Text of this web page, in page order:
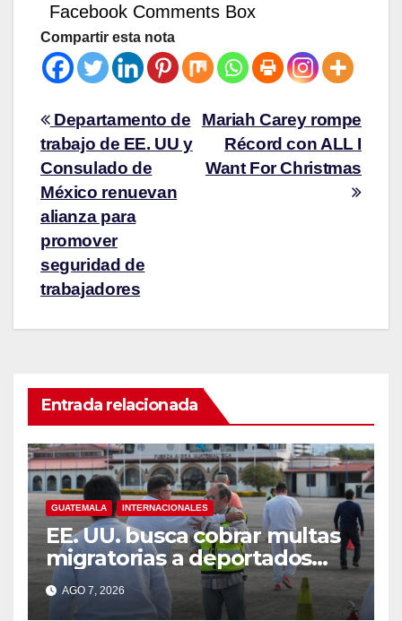
Facebook Comments Box
Compartir esta nota
Mariah Carey rompe
Récord con ALL I
Want For Christmas
Departamento de
trabajo de EE. UU y
Consulado de
México renuevan
alianza para
promover
seguridad de
trabajadores
Entrada relacionada
GUATEMALA INTERNACIONALES
EE. UU. busca cobrar multas
migratorias a deportados
que viven en Guatemala,
México y Honduras
AGO 7, 2026